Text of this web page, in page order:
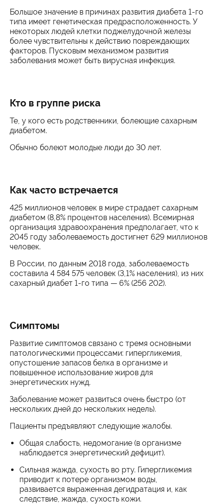
Большое значение в причинах развития диабета 1-го
типа имеет генетическая предрасположенность. У
некоторых людей клетки поджелудочной железы
более чувствительны к действию повреждающих
факторов. Пусковым механизмом развития
заболевания может быть вирусная инфекция.
Кто в группе риска
Те, у кого есть родственники, болеющие сахарным
диабетом.
Обычно болеют молодые люди до 30 лет.
Как часто встречается
425 миллионов человек в мире страдает сахарным
диабетом (8,8% процентов населения). Всемирная
организация здравоохранения предполагает, что к
2045 году заболеваемость достигнет 629 миллионов
человек.
В России, по данным 2018 года, заболеваемость
составила 4 584 575 человек (3,1% населения), из них
сахарный диабет 1-го типа — 6% (256 202).
Симптомы
Развитие симптомов связано с тремя основными
патологическими процессами: гипергликемия,
опустошение запасов белка в организме и
повышенное использование жиров для
энергетических нужд.
Заболевание может развиться очень быстро (от
нескольких дней до нескольких недель).
Пациенты предъявляют следующие жалобы.
Общая слабость, недомогание (в организме
наблюдается энергетический дефицит).
Сильная жажда, сухость во рту. Гипергликемия
приводит к потере организмом воды,
развивается выраженная дегидратация и, как
следствие, жажда, сухость кожи.